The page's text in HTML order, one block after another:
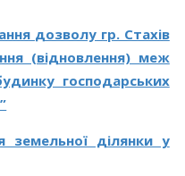
дозволугр. Стахів
(відновлення) меж
господарських
”
земельної ділянки у